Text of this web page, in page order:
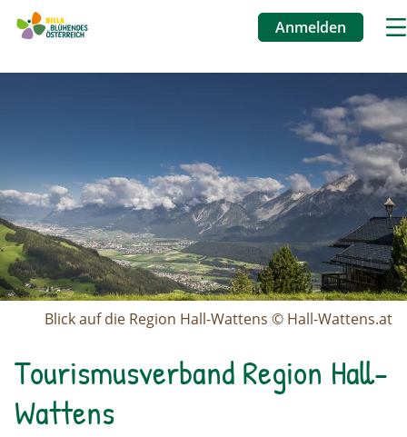
Anmelden
Blick auf die Region Hall-Wattens © Hall-Wattens.at
Tourismusverband Region Hall-
Wattens